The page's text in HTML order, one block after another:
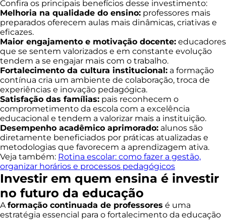
Confira os principais benefícios desse investimento:
Melhoria na qualidade do ensino: professores mais
preparados oferecem aulas mais dinâmicas, criativas e
eficazes.
Maior engajamento e motivação docente: educadores
que se sentem valorizados e em constante evolução
tendem a se engajar mais com o trabalho.
Fortalecimento da cultura institucional: a formação
contínua cria um ambiente de colaboração, troca de
experiências e inovação pedagógica.
Satisfação das famílias: pais reconhecem o
comprometimento da escola com a excelência
educacional e tendem a valorizar mais a instituição.
Desempenho acadêmico aprimorado: alunos são
diretamente beneficiados por práticas atualizadas e
metodologias que favorecem a aprendizagem ativa.
Veja também: Rotina escolar: como fazer a gestão,
organizar horários e processos pedagógicos
Investir em quem ensina é investir
no futuro da educação
Aformação continuada de professores é uma
estratégia essencial para o fortalecimento da educação